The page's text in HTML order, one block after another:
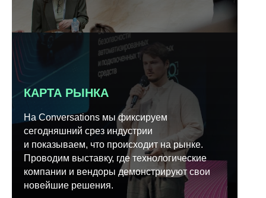
КАРТА РЫНКА
На Conversations мы фиксируем
сегодняшний срез индустрии
и показываем, что происходит на рынке.
Проводим выставку, где технологические
компании и вендоры демонстрируют свои
новейшие решения.